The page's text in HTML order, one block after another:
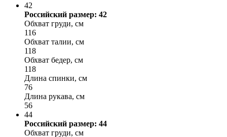
42
Российский размер: 42
Обхват груди, см
116
Обхват талии, см
118
Обхват бедер, см
118
Длина спинки, см
76
Длина рукава, см
56
44
Российский размер: 44
Обхват груди, см